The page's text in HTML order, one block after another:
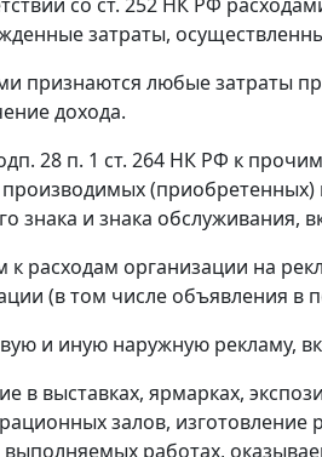
затраты,
признаются любые затраты
дохода.
28 п. 1 ст. 264 НК РФ к прочим
(приобретенных)
знака и знака обслуживания,
к расходам организации на
(в том числе объявления в
и иную наружную рекламу,
в выставках, ярмарках,
залов,
выполняемых работах,